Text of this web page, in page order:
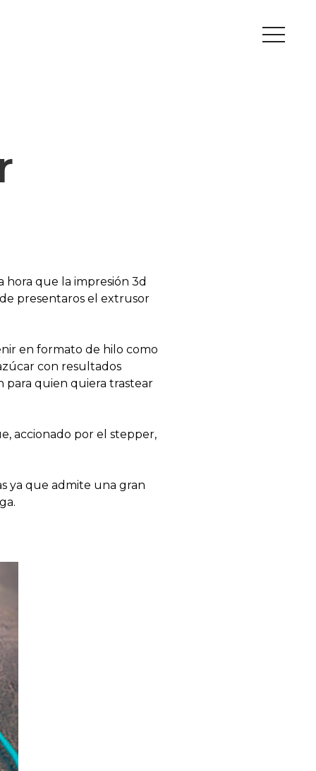
hora que la impresión 3d
presentaros el extrusor
en formato de hilo como
con resultados
para quien quiera trastear
accionado por el stepper,
ya que admite una gran